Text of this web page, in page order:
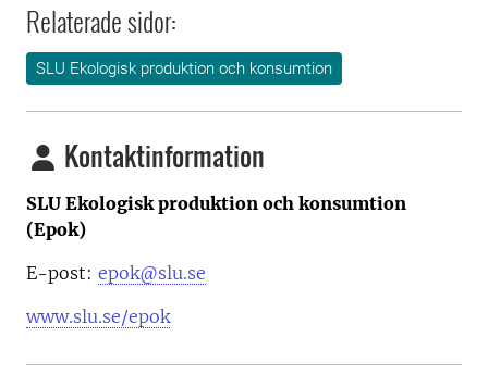
Relaterade sidor:
SLU Ekologisk produktion och konsumtion
Kontaktinformation
SLU Ekologisk produktion och konsumtion
(Epok)
E-post: epok@slu.se
www.slu.se/epok